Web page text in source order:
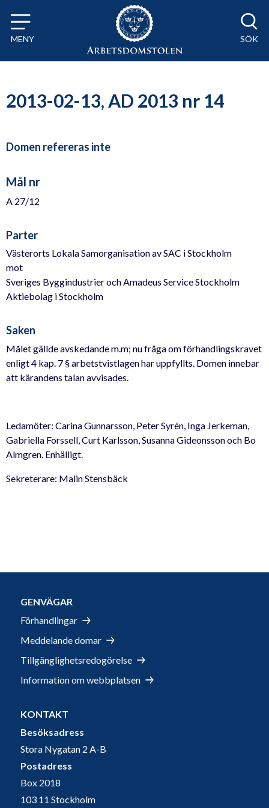
Till innehåll på sidan x
MENY SÖK
2013-02-13, AD 2013 nr 14
Domen refereras inte
Mål nr
A 27/12
Parter
Västerorts Lokala Samorganisation av SAC i Stockholm
mot
Sveriges Byggindustrier och Amadeus Service Stockholm
Aktiebolag i Stockholm
Saken
Målet gällde avskedande m.m; nu fråga om förhandlingskravet
enligt 4 kap. 7 § arbetstvistlagen har uppfyllts. Domen innebar
att kärandens talan avvisades.
Ledamöter: Carina Gunnarsson, Peter Syrén, Inga Jerkeman,
Gabriella Forssell, Curt Karlsson, Susanna Gideonsson och Bo
Almgren. Enhälligt.
Sekreterare: Malin Stensbäck
GENVÄGAR
Förhandlingar
Meddelande domar
Tillgänglighetsredogörelse
Information om webbplatsen
KONTAKT
Besöksadress
Stora Nygatan 2 A-B
Postadress
Box 2018
103 11 Stockholm